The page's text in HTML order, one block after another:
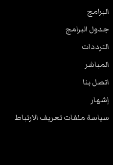
البرامج
جدول البرامج
الترددات
المباشر
اتصل بنا
إشهار
سياسة ملفات تعريف الارتباط